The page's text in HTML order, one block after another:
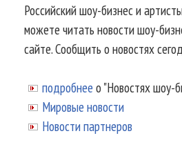
Российский шоу-бизнес и
можете читать новости шоу-
сайте. Сообщить о новостях
подробнее о "Новостях шоу-
Мировые новости
Новости партнеров